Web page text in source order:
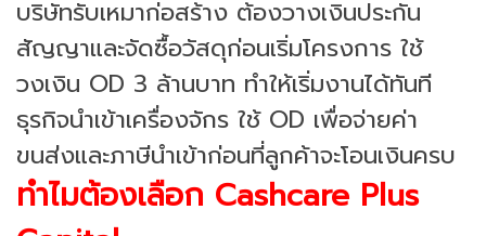
บริษัทรับเหมาก่อสร้าง ต้องวางเงินประกัน
สัญญาและจัดซื้อวัสดุก่อนเริ่มโครงการ ใช้
วงเงิน OD 3 ล้านบาท ทำให้เริ่มงานได้ทันที
ธุรกิจนำเข้าเครื่องจักร ใช้ OD เพื่อจ่ายค่า
ขนส่งและภาษีนำเข้าก่อนที่ลูกค้าจะโอนเงินครบ
ทำไมต้องเลือก Cashcare Plus